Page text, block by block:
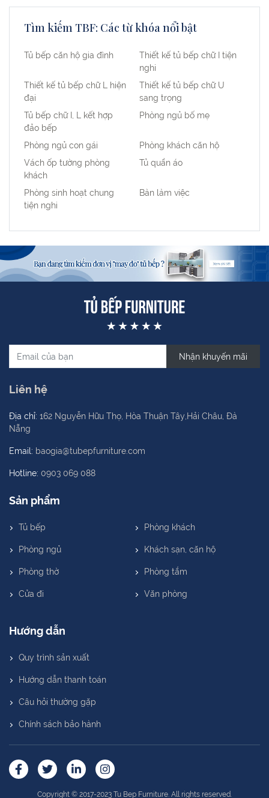
Tìm kiếm TBF: Các từ khóa nổi bật
Tủ bếp căn hộ gia đình
Thiết kế tủ bếp chữ I tiện
nghi
Thiết kế tủ bếp chữ L hiện
đại
Thiết kế tủ bếp chữ U
sang trọng
Tủ bếp chữ I, L kết hợp
đảo bếp
Phòng ngủ bố mẹ
Phòng ngủ con gái
Phòng khách căn hộ
Vách ốp tường phòng
khách
Tủ quần áo
Phòng sinh hoạt chung
tiện nghi
Bàn làm việc
Nhận khuyến mãi
Liên hệ
Địa chỉ: 162 Nguyễn Hữu Thọ, Hòa Thuận Tây,Hải Châu, Đà
Nẵng
Email: baogia@tubepfurniture.com
Hotline: 0903 069 088
Sản phẩm
Tủ bếp
Phòng khách
Phòng ngủ
Khách sạn, căn hộ
Phòng thờ
Phòng tắm
Cửa đi
Văn phòng
Hướng dẫn
Quy trình sản xuất
Hướng dẫn thanh toán
Câu hỏi thường gặp
Chính sách bảo hành
Copyright © 2017-2023 Tu Bep Furniture. All rights reserved.